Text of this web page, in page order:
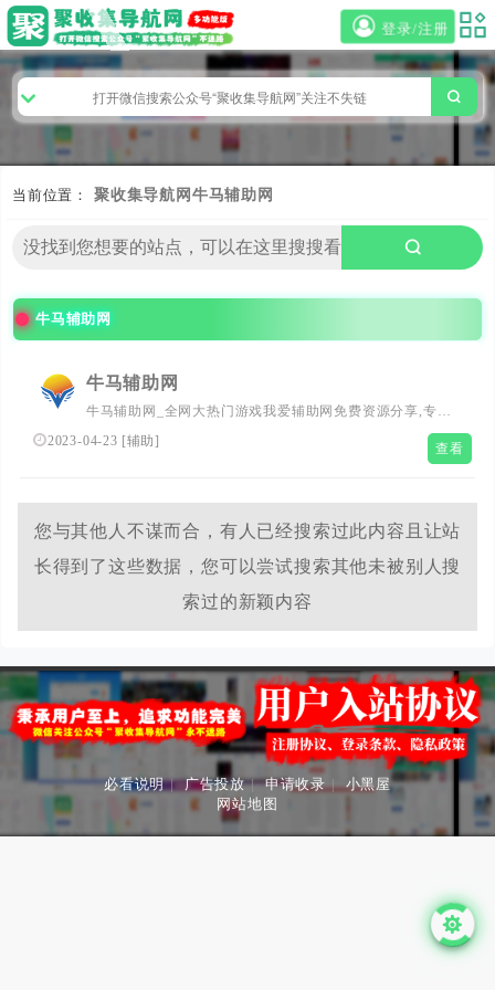
登录/注册
当前位置： 聚收集导航网 牛马辅助网
牛马辅助网
牛马辅助网
牛马辅助网_全网大热门游戏我爱辅助网免费资源分享,专注
各类资源整合,破解版软件,活动线报,网络新闻，免费资源,
大型网游经典游戏，网络热门技术游戏辅助交流与分享。
2023-04-23 [辅助] 查看
您与其他人不谋而合，有人已经搜索过此内容且让站
长得到了这些数据，您可以尝试搜索其他未被别人搜
索过的新颖内容
必看说明 | 广告投放 | 申请收录 | 小黑屋
网站地图